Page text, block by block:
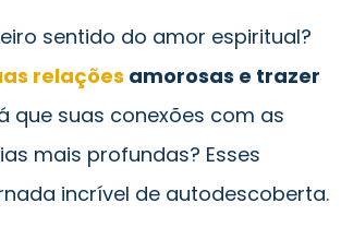
sentido do amor espiritual?
relações amorosas e trazer
que suas conexões com as
mais profundas? Esses
incrível de autodescoberta.